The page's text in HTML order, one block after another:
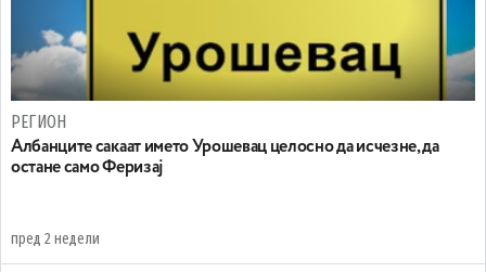
РЕГИОН
Aлбанците сакаат името Урошевац целосно да исчезне, да
остане само Феризај
пред 2 недели